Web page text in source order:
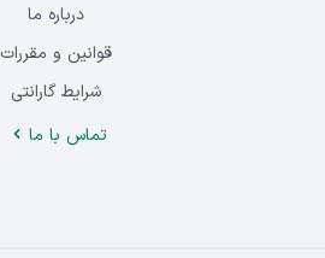
درباره‌ ما
قوانین و مقررات
شرایط گارانتی
تماس ‌با‌ ما